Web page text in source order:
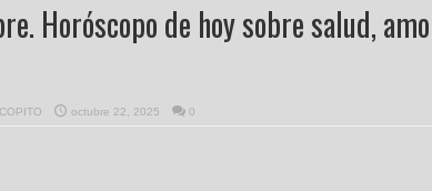
Horóscopo de hoy sobre salud,
octubre 22, 2025 0